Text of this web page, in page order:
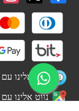
נווט אלינו עם Waze
נווט אלינו עם Google Maps